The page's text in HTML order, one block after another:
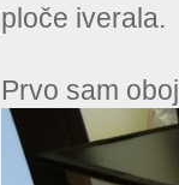
ploče iverala.
Prvo sam